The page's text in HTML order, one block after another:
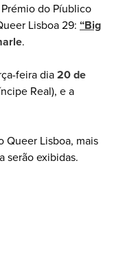
do Píublico
Lisboa 29: “Big
.
feira dia 20 de
Real), e a
Queer Lisboa, mais
serão exibidas.